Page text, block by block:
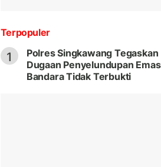
Terpopuler
1
Polres Singkawang Tegaskan
Dugaan Penyelundupan
Bandara Tidak Terbukti